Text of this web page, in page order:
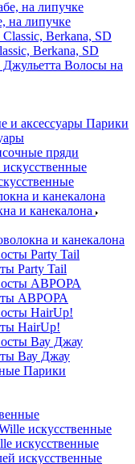
на липучке
Berkana, SD
Волосы на
Парики
пряди
и канекалона
и канекалона
Party Tail
АВРОРА
HairUp!
Вау Джау
Парики
искусственные